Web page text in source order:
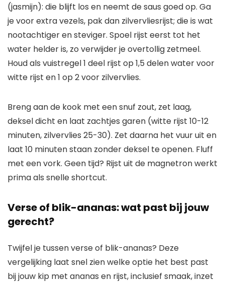
(jasmijn): die blijft los en neemt de saus goed op. Ga
je voor extra vezels, pak dan zilvervliesrijst; die is wat
nootachtiger en steviger. Spoel rijst eerst tot het
water helder is, zo verwijder je overtollig zetmeel.
Houd als vuistregel 1 deel rijst op 1,5 delen water voor
witte rijst en 1 op 2 voor zilvervlies.
Breng aan de kook met een snuf zout, zet laag,
deksel dicht en laat zachtjes garen (witte rijst 10-12
minuten, zilvervlies 25-30). Zet daarna het vuur uit en
laat 10 minuten staan zonder deksel te openen. Fluff
met een vork. Geen tijd? Rijst uit de magnetron werkt
prima als snelle shortcut.
Verse of blik-ananas: wat past bij jouw
gerecht?
Twijfel je tussen verse of blik-ananas? Deze
vergelijking laat snel zien welke optie het best past
bij jouw kip met ananas en rijst, inclusief smaak, inzet